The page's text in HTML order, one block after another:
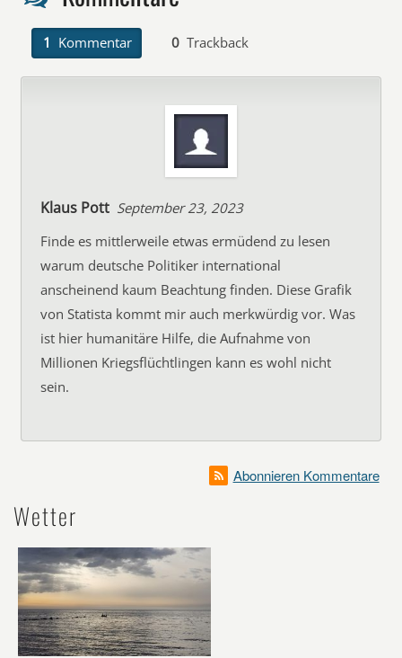
1 Kommentar 0 Trackback
Klaus Pott September 23, 2023
Finde es mittlerweile etwas ermüdend zu lesen
warum deutsche Politiker international
anscheinend kaum Beachtung finden. Diese Grafik
von Statista kommt mir auch merkwürdig vor. Was
ist hier humanitäre Hilfe, die Aufnahme von
Millionen Kriegsflüchtlingen kann es wohl nicht
sein.
Abonnieren Kommentare
Wetter